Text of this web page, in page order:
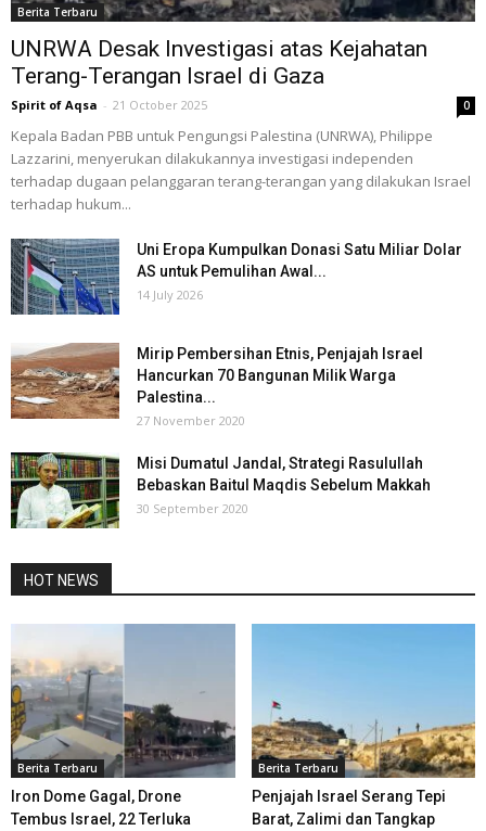
Berita Terbaru
UNRWA Desak Investigasi atas Kejahatan
Terang-Terangan Israel di Gaza
Spirit of Aqsa - 21 October 2025 0
Kepala Badan PBB untuk Pengungsi Palestina (UNRWA), Philippe
Lazzarini, menyerukan dilakukannya investigasi independen
terhadap dugaan pelanggaran terang-terangan yang dilakukan Israel
terhadap hukum...
Uni Eropa Kumpulkan Donasi Satu Miliar Dolar
AS untuk Pemulihan Awal...
14 July 2026
Mirip Pembersihan Etnis, Penjajah Israel
Hancurkan 70 Bangunan Milik Warga
Palestina...
27 November 2020
Misi Dumatul Jandal, Strategi Rasulullah
Bebaskan Baitul Maqdis Sebelum Makkah
30 September 2020
HOT NEWS
Berita Terbaru
Iron Dome Gagal, Drone
Tembus Israel, 22 Terluka
Berita Terbaru
Penjajah Israel Serang Tepi
Barat, Zalimi dan Tangkap